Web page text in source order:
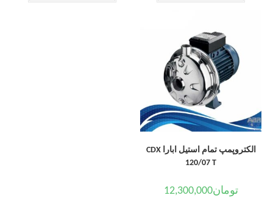
الکتروپمپ تمام استیل ابارا CDX
120/07 T
تومان12,300,000